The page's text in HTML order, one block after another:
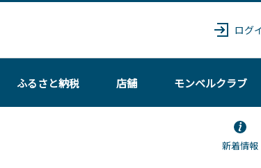
ログ
ふるさと納税 店舗 モンベルクラブ
新着情報